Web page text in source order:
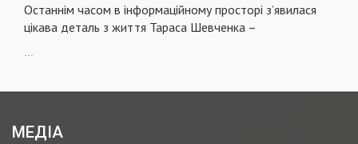
Останнім часом в інформаційному просторі з’явилася
цікава деталь з життя Тараса Шевченка –
МЕДІА